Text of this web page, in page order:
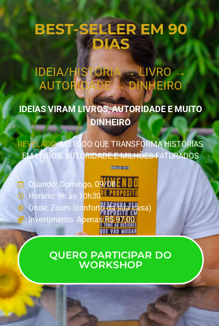
BEST-SELLER EM 90
DIAS
IDEIA/HISTÓRIA → LIVRO →
AUTORIDADE → DINHEIRO
IDEIAS VIRAM LIVROS, AUTORIDADE E MUITO
DINHEIRO
REVELADO:MÉTODO QUE TRANSFORMA HISTÓRIAS
EM LIVROS, AUTORIDADE E MILHÕES FATURADOS
Quando: Domingo, 09/08
Horário: 9h às 10h30
Onde: Zoom (conforto da sua casa)
Investimento: Apenas R$ 97,00
QUERO PARTICIPAR DO
WORKSHOP